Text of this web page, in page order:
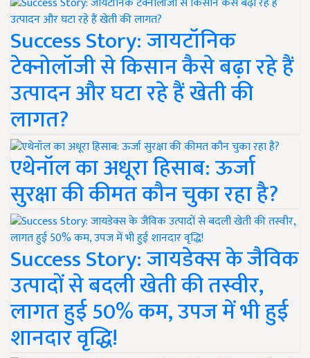
Success Story: जायटॉनिक
टेक्नोलॉजी से किसान कैसे बढ़ा रहे हैं
उत्पादन और घटा रहे हैं खेती की
लागत?
एथेनॉल का अधूरा हिसाब: ऊर्जा
सुरक्षा की कीमत कौन चुका रहा है?
Success Story: जायडेक्स के जैविक
उत्पादों से बदली खेती की तस्वीर,
लागत हुई 50% कम, उपज में भी हुई
शानदार वृद्धि!